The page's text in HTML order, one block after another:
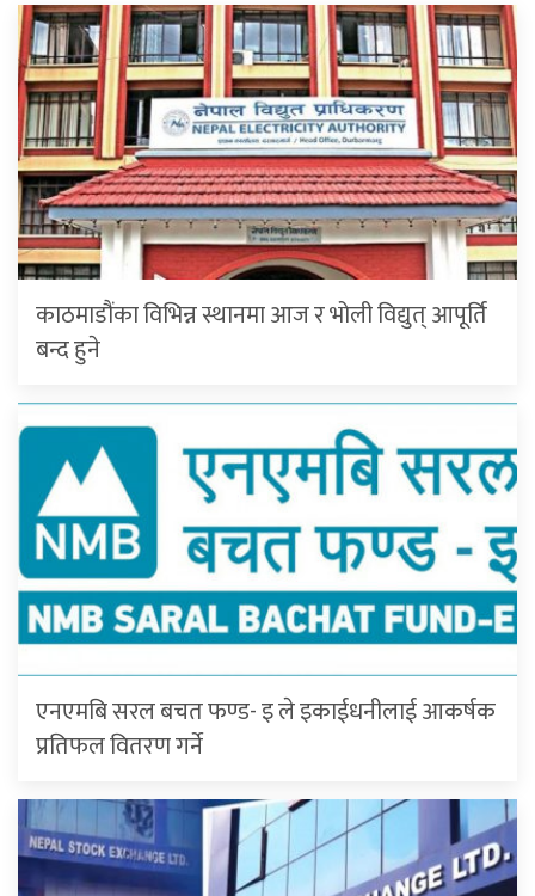
काठमाडौंका विभिन्न स्थानमा आज र भोली विद्युत् आपूर्ति
बन्द हुने
एनएमबि सरल बचत फण्ड- इ ले इकाईधनीलाई आकर्षक
प्रतिफल वितरण गर्ने